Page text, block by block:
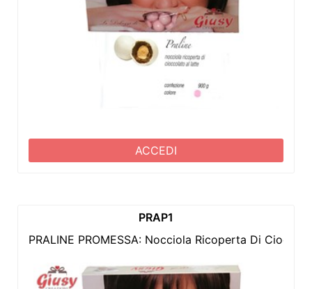
ACCEDI
PRAP1
PRALINE PROMESSA: Nocciola Ricoperta Di